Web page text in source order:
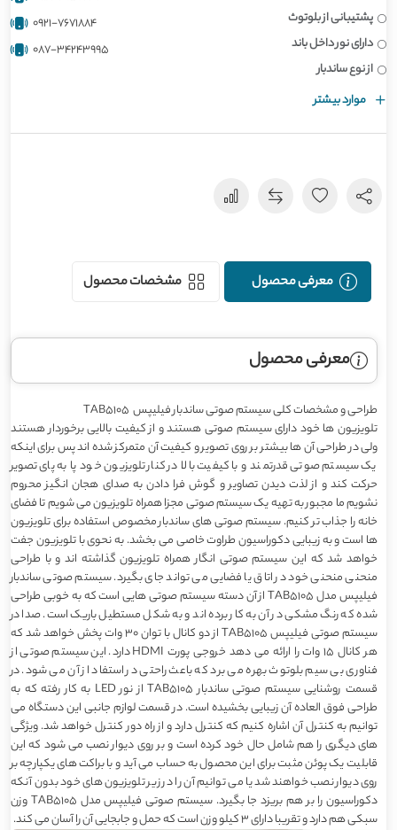
پشتیبانی از بلوتوث
دارای نور داخل باند
از نوع ساندبار
موارد بیشتر
0921-7671884
087-34243995
معرفی محصول مشخصات محصول
معرفی محصول
طراحی و مشخصات کلی سیستم صوتی ساندبار فیلیپس TAB5105
تلویزیون ها خود دارای سیستم صوتی هستند و از کیفیت بالایی برخوردار هستند
ولی در طراحی آن ها بیشتر بر روی تصویر و کیفیت آن متمرکز شده اند پس برای اینکه
یک سیستم صوتی قدرتمند و با کیفیت بالا در کنار تلویزیون خود پا به پای تصویر
حرکت کند و از لذت دیدن تصاویر و گوش فرا دادن به صدای هجان انگیز محروم
نشویم ما مجبور به تهیه یک سیستم صوتی مجزا همراه تلویزیون می شویم تا فضای
خانه را جذاب تر کنیم. سیستم صوتی های ساندبار مخصوص استفاده برای تلویزیون
ها است و به زیبایی دکوراسیون طراوت خاصی می بخشد. به نحوی با تلویزیون جفت
خواهد شد که این سیستم صوتی انگار همراه تلویزیون گذاشته اند و با طراحی
منحنی منحنی خود در اتاق یا فضایی می تواند جای بگیرد. سیستم صوتی ساندبار
فیلیپس مدل TAB5105 از آن دسته سیستم صوتی هایی است که به خوبی طراحی
شده که رنگ مشکی در آن به کار برده اند و به شکل مستطیل باریک است. صدا در
سیستم صوتی فیلیپس TAB5105 از دو کانال با توان 30 وات پخش خواهد شد که
هر کانال 15 وات را ارائه می دهد خروجی پورت HDMI دارد. این سیستم صوتی از
فناوری بی سیم بلوتوث بهره می برد که باعث راحتی در استفاد از آن می شود. در
قسمت روشنایی سیستم صوتی ساندبار TAB5105 از نور LED به کار رفته که به
طراحی فوق العاده آن زیبایی بخشیده است. در قسمت لوازم جانبی این دستگاه می
توانیم به کنترل آن اشاره کنیم که کنترل دارد و از راه دور کنترل خواهد شد. ویژگی
های دیگری را هم شامل حال خود کرده است و بر روی دیوار نصب می شود که این
قابلیت یک پوئن مثبت برای این محصول به حساب می آید و با براکت های یکپارچه بر
روی دیوار نصب خواهند شد یا می توانیم آن را در زیر تلویزیون های خود بدون آنکه
دکوراسیون را بر هم بریزد جا بگیرد. سیستم صوتی فیلیپس مدل TAB5105 وزن
سبکی هم دارد و تقریبا دارای 3 کیلو وزن است که حمل و جابجایی آن را آسان می کند.